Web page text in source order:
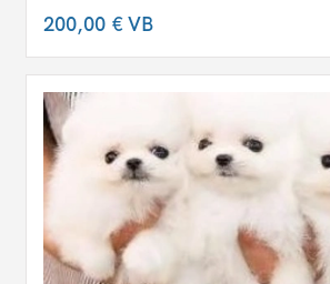
200,00 €VB